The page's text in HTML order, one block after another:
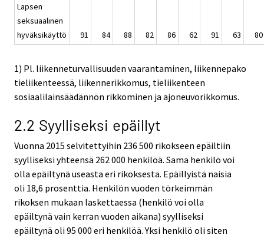
Lapsen
seksuaalinen
hyväksikäyttö
91 84 88 82 86 62 91 63 80
1) Pl. liikenneturvallisuuden vaarantaminen, liikennepako
tieliikenteessä, liikennerikkomus, tieliikenteen
sosiaalilainsäädännön rikkominen ja ajoneuvorikkomus.
2.2 Syylliseksi epäillyt
Vuonna 2015 selvitettyihin 236 500 rikokseen epäiltiin
syylliseksi yhteensä 262 000 henkilöä. Sama henkilö voi
olla epäiltynä useasta eri rikoksesta. Epäillyistä naisia
oli 18,6 prosenttia. Henkilön vuoden törkeimmän
rikoksen mukaan laskettaessa (henkilö voi olla
epäiltynä vain kerran vuoden aikana) syylliseksi
epäiltynä oli 95 000 eri henkilöä. Yksi henkilö oli siten